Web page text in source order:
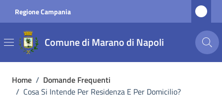
Regione Campania
Comune di Marano di Napoli
Home / Domande Frequenti
/ Cosa Si Intende Per Residenza E Per Domicilio?